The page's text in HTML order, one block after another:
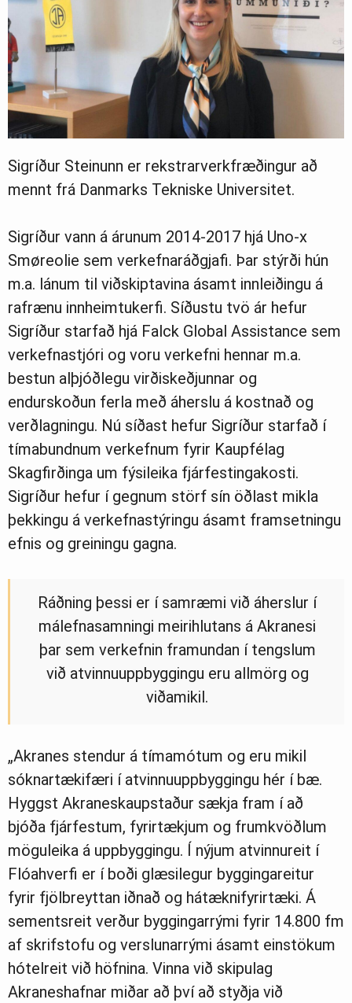
Sigríður Steinunn er rekstrarverkfræðingur að
mennt frá Danmarks Tekniske Universitet.
Sigríður vann á árunum 2014-2017 hjá Uno-x
Smøreolie sem verkefnaráðgjafi. Þar stýrði hún
m.a. lánum til viðskiptavina ásamt innleiðingu á
rafrænu innheimtukerfi. Síðustu tvö ár hefur
Sigríður starfað hjá Falck Global Assistance sem
verkefnastjóri og voru verkefni hennar m.a.
bestun alþjóðlegu virðiskeðjunnar og
endurskoðun ferla með áherslu á kostnað og
verðlagningu. Nú síðast hefur Sigríður starfað í
tímabundnum verkefnum fyrir Kaupfélag
Skagfirðinga um fýsileika fjárfestingakosti.
Sigríður hefur í gegnum störf sín öðlast mikla
þekkingu á verkefnastýringu ásamt framsetningu
efnis og greiningu gagna.
Ráðning þessi er í samræmi við áherslur í
málefnasamningi meirihlutans á Akranesi
þar sem verkefnin framundan í tengslum
við atvinnuuppbyggingu eru allmörg og
viðamikil.
„Akranes stendur á tímamótum og eru mikil
sóknartækifæri í atvinnuuppbyggingu hér í bæ.
Hyggst Akraneskaupstaður sækja fram í að
bjóða fjárfestum, fyrirtækjum og frumkvöðlum
möguleika á uppbyggingu. Í nýjum atvinnureit í
Flóahverfi er í boði glæsilegur byggingareitur
fyrir fjölbreyttan iðnað og hátæknifyrirtæki. Á
sementsreit verður byggingarrými fyrir 14.800 fm
af skrifstofu og verslunarrými ásamt einstökum
hótelreit við höfnina. Vinna við skipulag
Akraneshafnar miðar að því að styðja við